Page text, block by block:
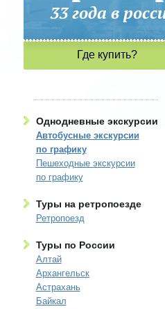
33 года в
Где купить?
Однодневные экскурсии
Автобусные экскурсии
по графику
Пешеходные экскурсии
по графику
Туры на ретропоезде
Ретропоезд
Туры по России
Алтай
Архангельск
Астрахань
Байкал